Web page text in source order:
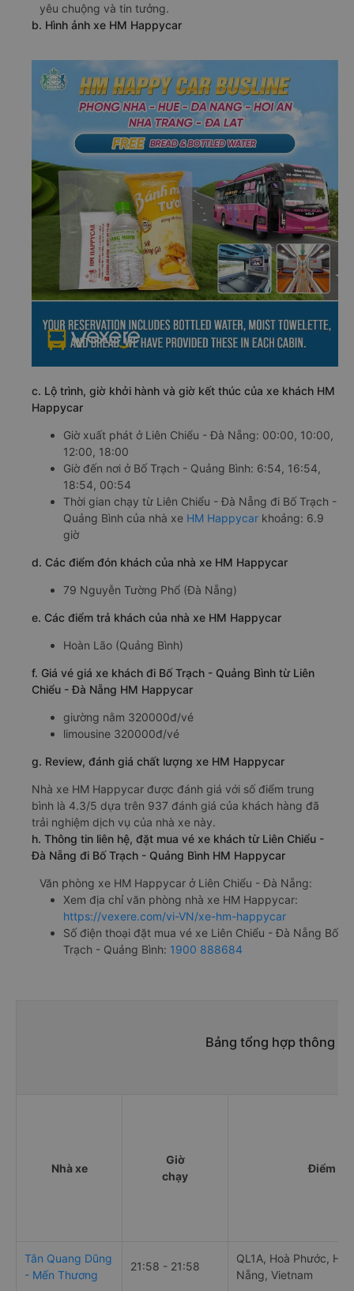
yêu chuộng và tin tưởng.
b. Hình ảnh xe HM Happycar
c. Lộ trình, giờ khởi hành và giờ kết thúc của xe khách HM
Happycar
Giờ xuất phát ở Liên Chiểu - Đà Nẵng: 00:00, 10:00,
12:00, 18:00
Giờ đến nơi ở Bố Trạch - Quảng Bình: 6:54, 16:54,
18:54, 00:54
Thời gian chạy từ Liên Chiểu - Đà Nẵng đi Bố Trạch -
Quảng Bình của nhà xe HM Happycar khoảng: 6.9
giờ
d. Các điểm đón khách của nhà xe HM Happycar
79 Nguyễn Tường Phổ (Đà Nẵng)
e. Các điểm trả khách của nhà xe HM Happycar
Hoàn Lão (Quảng Bình)
f. Giá vé giá xe khách đi Bố Trạch - Quảng Bình từ Liên
Chiểu - Đà Nẵng HM Happycar
giường nằm 320000đ/vé
limousine 320000đ/vé
g. Review, đánh giá chất lượng xe HM Happycar
Nhà xe HM Happycar được đánh giá với số điểm trung
bình là 4.3/5 dựa trên 937 đánh giá của khách hàng đã
trải nghiệm dịch vụ của nhà xe này.
h. Thông tin liên hệ, đặt mua vé xe khách từ Liên Chiểu -
Đà Nẵng đi Bố Trạch - Quảng Bình HM Happycar
Văn phòng xe HM Happycar ở Liên Chiểu - Đà Nẵng:
Xem địa chỉ văn phòng nhà xe HM Happycar:
https://vexere.com/vi-VN/xe-hm-happycar
Số điện thoại đặt mua vé xe Liên Chiểu - Đà Nẵng Bố
Trạch - Quảng Bình: 1900 888684
Bảng tổng hợp thông
Nhà xe
Giờ
chạy
Điểm đi
Tân Quang Dũng
- Mến Thương
21:58 - 21:58
QL1A, Hoà Phước,
Nẵng, Vietnam